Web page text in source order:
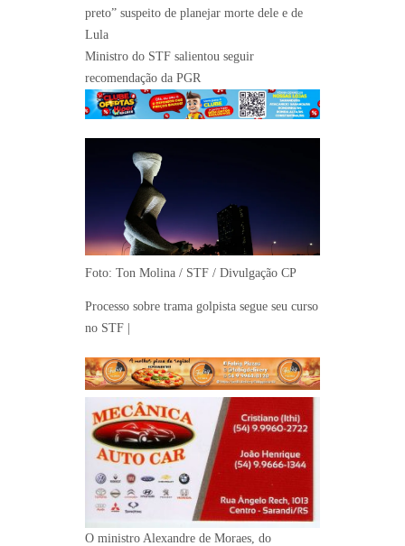
preto” suspeito de planejar morte dele e de
Lula
Ministro do STF salientou seguir
recomendação da PGR
Foto: Ton Molina / STF / Divulgação CP
Processo sobre trama golpista segue seu curso
no STF
O ministro Alexandre de Moraes, do